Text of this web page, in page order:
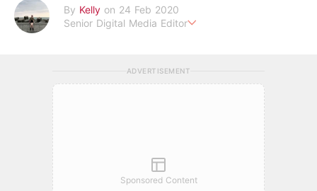
By Kelly on 24 Feb 2020
Senior Digital Media Editor
ADVERTISEMENT
Sponsored Content